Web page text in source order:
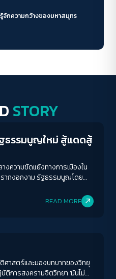
จักความกว้างของมหาสมุทร
STORY
ฐธรรมนูญใหม่ สู้แดดสู้
งความขัดแย้งทางการเมืองใน
รากงอกงาม รัฐธรรมนูญโดย
READ MORE
ศาสตร์และมองบทบาทของวิทยุ
ติการสงครามจิตวิทยา 'มันไม่